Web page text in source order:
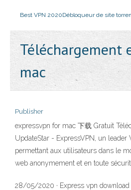
Best VPN 2020Débloqueur de site
Téléchargement
mac
Publisher
expressvpn for mac 下载 Gratuit
UpdateStar - ExpressVPN, un leader
permettant aux utilisateurs dans le
web anonymement et en toute
28/05/2020 · Express vpn download